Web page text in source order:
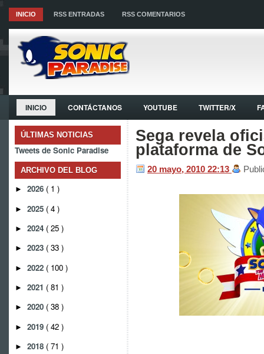
INICIO RSS ENTRADAS RSS COMENTARIOS
INICIO CONTÁCTANOS YOUTUBE TWITTER/X
ÚLTIMAS NOTICIAS
Tweets de Sonic Paradise
ARCHIVO DEL BLOG
► 2026 ( 1 )
► 2025 ( 4 )
► 2024 ( 25 )
► 2023 ( 33 )
► 2022 ( 100 )
► 2021 ( 81 )
► 2020 ( 38 )
► 2019 ( 42 )
► 2018 ( 71 )
Sega revela
plataforma de
20 mayo, 2010 22:13